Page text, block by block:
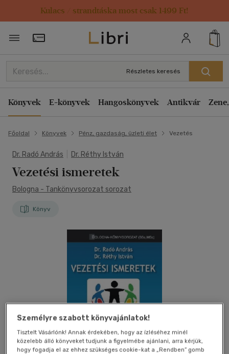
Kulacs / strandtáska most csak 1499 Ft!
Törzsvásárlói Kártya adatai
Részletes keresés
Könyvek E-könyvek Hangoskönyvek Antikvár
Főoldal Könyvek Pénz, gazdaság, üzleti élet Vezetés
Dr. Radó András Dr. Réthy István
Vezetési ismeretek
Bologna - Tankönyvsorozat sorozat
Könyv
Személyre szabott könyvajánlatok!
Tisztelt Vásárlónk! Annak érdekében, hogy az ízléséhez minél
közelebb álló könyveket tudjunk a figyelmébe ajánlani, arra kérjük,
hogy fogadja el az ehhez szükséges cookie-kat a „Rendben” gomb